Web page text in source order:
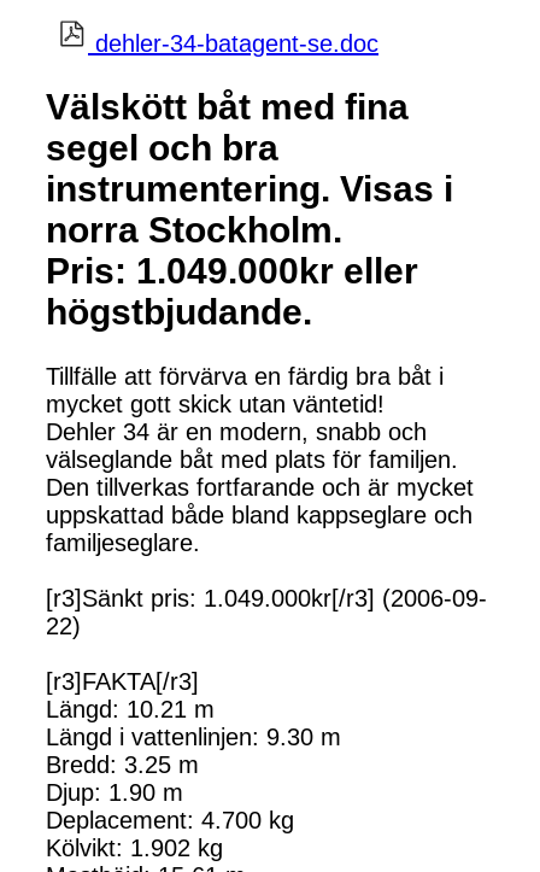
dehler-34-batagent-se.doc
Välskött båt med fina
segel och bra
instrumentering. Visas i
norra Stockholm.
Pris: 1.049.000kr eller
högstbjudande.
Tillfälle att förvärva en färdig bra båt i
mycket gott skick utan väntetid!
Dehler 34 är en modern, snabb och
välseglande båt med plats för familjen.
Den tillverkas fortfarande och är mycket
uppskattad både bland kappseglare och
familjeseglare.
[r3]Sänkt pris: 1.049.000kr[/r3] (2006-09-
22)
[r3]FAKTA[/r3]
Längd: 10.21 m
Längd i vattenlinjen: 9.30 m
Bredd: 3.25 m
Djup: 1.90 m
Deplacement: 4.700 kg
Kölvikt: 1.902 kg